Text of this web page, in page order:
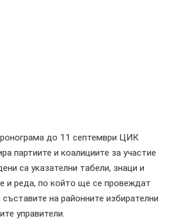
до 11 септември ЦИК
партиите и коалициите за участие
са указателни табели, знаци и
и реда, по който ще се провеждат
на районните избирателни
управители.